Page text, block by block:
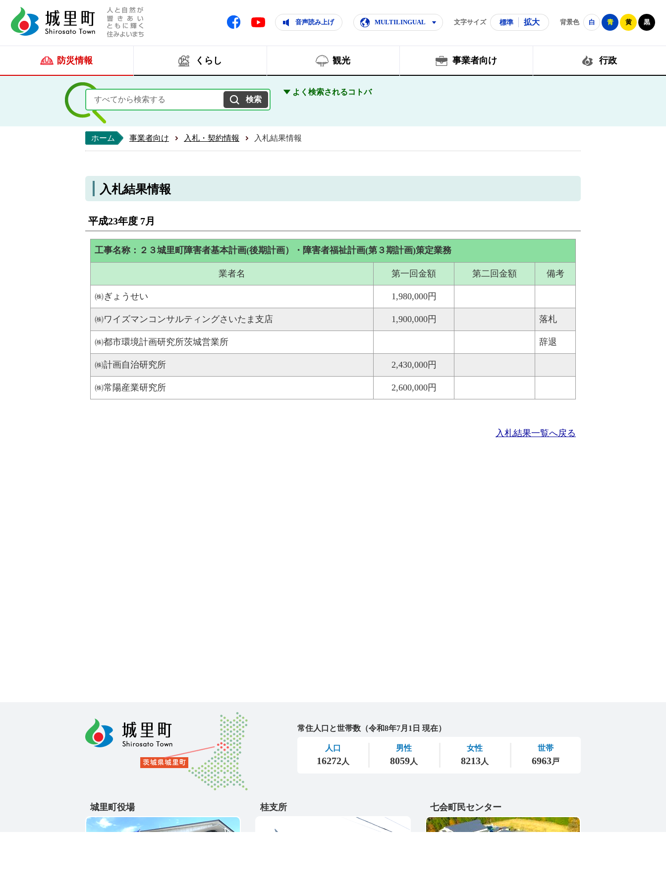
人と自然が響きあいともに輝く住みよいまち
Facebook Youtube 音声読み上げ MULTILINGUAL 文字サイズ 標準 拡大 背景色 白 青 黄 黒
防災情報 くらし 観光 事業者向け 行政
よく検索されるコトバ
ホーム 事業者向け 入札・契約情報 入札結果情報
入札結果情報
平成23年度 7月
工事名称：２３城里町障害者基本計画(後期計画）・障害者福祉計画(第３期計画)策定業務
業者名 第一回金額 第二回金額 備考
㈱ぎょうせい 1,980,000円
㈱ワイズマンコンサルティングさいたま支店 1,900,000円 落札
㈱都市環境計画研究所茨城営業所 辞退
㈱計画自治研究所 2,430,000円
㈱常陽産業研究所 2,600,000円
入札結果一覧へ戻る
城里町役場 桂支所 七会町民センター